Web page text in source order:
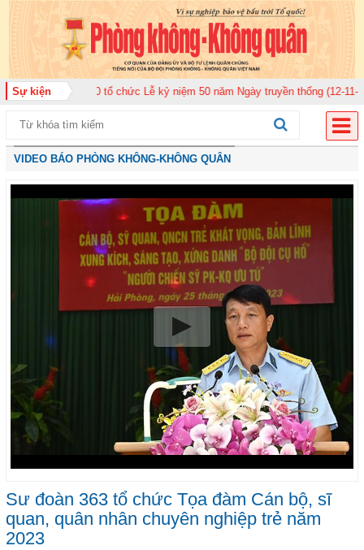
Sự kiện
920 tổ chức Lễ kỷ niệm 50 năm Ngày truyền thống (12-11-1975/12-11-
VIDEO BÁO PHÒNG KHÔNG-KHÔNG QUÂN
Sư đoàn 363 tổ chức Tọa đàm Cán bộ, sĩ
quan, quân nhân chuyên nghiệp trẻ năm
2023